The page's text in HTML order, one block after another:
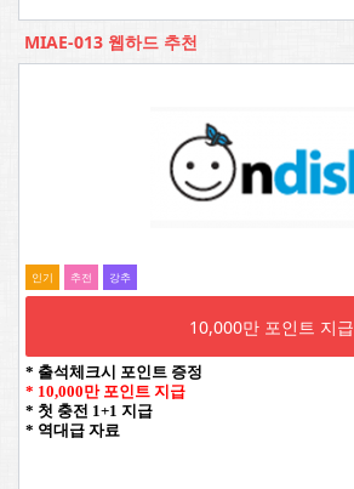
MIAE-013 웹하드 추천
인기 추전 강추
10,000만 포인트 지급
* 출석체크시 포인트 증정
* 10,000만 포인트 지급
* 첫 충전 1+1 지급
* 역대급 자료